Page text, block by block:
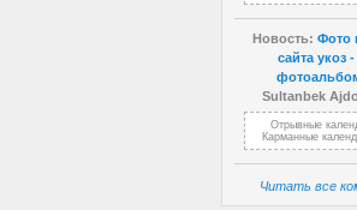
Новость: Фото
сайта укоз
Sultanbek
Отрывные
Карманные
Читать все